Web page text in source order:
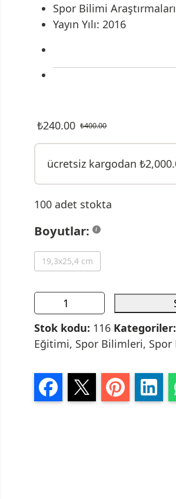
Spor Bilimi
Yayın Yılı: 2016
₺400.00
₺240.00
ücretsiz kargodan₺
100 adet stokta
Boyutlar:
19,3x25,4 cm
Stok kodu: 116 Kategoriler:
Eğitimi, Spor Bilimleri, Spor